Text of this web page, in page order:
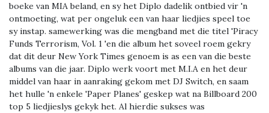
boeke van MIA beland, en sy het Diplo dadelik ontbied vir 'n
ontmoeting, wat per ongeluk een van haar liedjies speel toe
sy instap. samewerking was die mengband met die titel 'Piracy
Funds Terrorism, Vol. 1 'en die album het soveel roem gekry
dat dit deur New York Times genoem is as een van die beste
albums van die jaar. Diplo werk voort met M.I.A en het deur
middel van haar in aanraking gekom met DJ Switch, en saam
het hulle 'n enkele 'Paper Planes' geskep wat na Billboard 200
top 5 liedjieslys gekyk het. Al hierdie sukses was